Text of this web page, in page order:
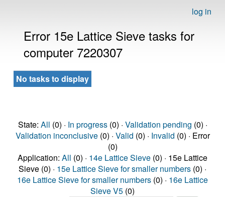
log in
Error 15e Lattice Sieve tasks for
computer 7220307
No tasks to display
State: All (0) · In progress(0) · Validation pending (0) ·
Validation inconclusive(0) · Valid (0) · Invalid (0) · Error
(0)
Application: All (0) · 14e Lattice Sieve (0) · 15e Lattice
Sieve (0) · 15e Lattice Sieve for smaller numbers (0) ·
16e Lattice Sieve for smaller numbers (0) · 16e Lattice
Sieve V5 (0)